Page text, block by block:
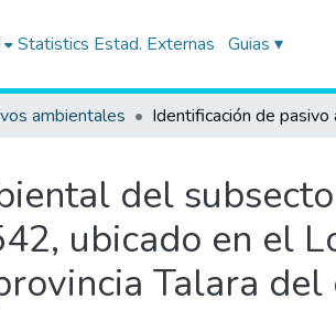
Statistics Estad. Externas Guias ▾
ambientales
del
ubicado en el
Talara